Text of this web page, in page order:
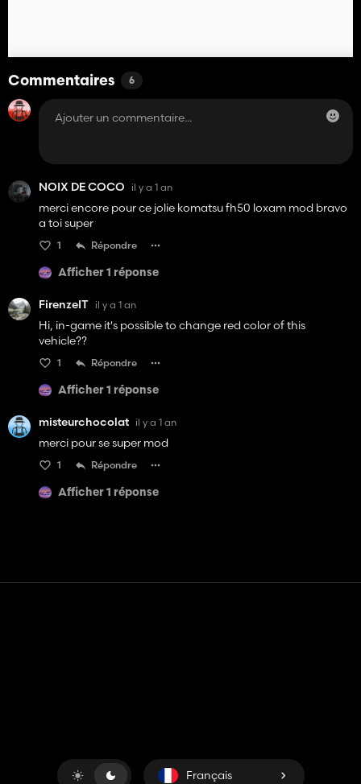
Commentaires 6
NOIX DE COCO il y a 1 an
merci encore pour ce jolie komatsu fh50 loxam mod bravo
a toi super
1 Répondre
Afficher 1 réponse
FirenzeIT il y a 1 an
Hi, in-game it's possible to change red color of this
vehicle??
1 Répondre
Afficher 1 réponse
misteurchocolat il y a 1 an
merci pour se super mod
1 Répondre
Afficher 1 réponse
Français